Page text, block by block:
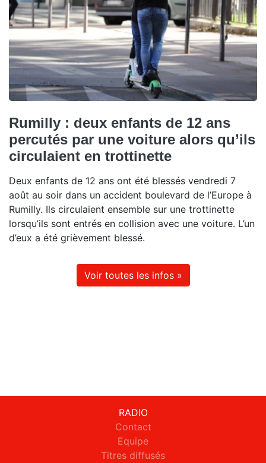
Rumilly : deux enfants de 12 ans
percutés par une voiture alors qu’ils
circulaient en trottinette
Deux enfants de 12 ans ont été blessés vendredi 7
août au soir dans un accident boulevard de l’Europe à
Rumilly. Ils circulaient ensemble sur une trottinette
lorsqu’ils sont entrés en collision avec une voiture. L’un
d’eux a été grièvement blessé.
Voir toutes les infos »
RADIO
Contact
Equipe
Titres diffusés